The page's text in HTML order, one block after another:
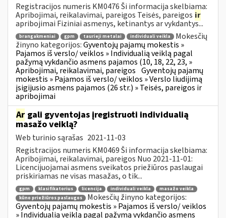
Registracijos numeris KM0476 Ši informacija skelbiama:
Apribojimai, reikalavimai, pareigos Teisės, pareigos ir
apribojimai Fiziniai asmenys, ketinantys ar vykdantys...
brangakmeniai gpm taurieji metalai individuali veikla
Mokesčių
žinyno kategorijos:Gyventojų pajamų mokestis »
Pajamos iš verslo/ veiklos » Individualią veiklą pagal
pažymą vykdančio asmens pajamos (10, 18, 22, 23, »
Apribojimai, reikalavimai, pareigos Gyventojų pajamų
mokestis » Pajamos iš verslo/ veiklos » Verslo liudijimą
įsigijusio asmens pajamos (26 str.) » Teisės, pareigos ir
apribojimai
Ar gali gyventojas įregistruoti individualią
masažo veiklą?
Web turinio sąrašas 2021-11-03
Registracijos numeris KM0469 Ši informacija skelbiama:
Apribojimai, reikalavimai, pareigos Nuo 2021-11-01:
Licencijuojamai asmens sveikatos priežiūros paslaugai
priskiriamas ne visas masažas, o tik...
gpm klasifikatorius licencija individuali veikla
masažo veikla
kūno priežiūros paslaugos
Mokesčių žinyno kategorijos:
Gyventojų pajamų mokestis » Pajamos iš verslo/ veiklos
» Individualią veiklą pagal pažymą vykdančio asmens